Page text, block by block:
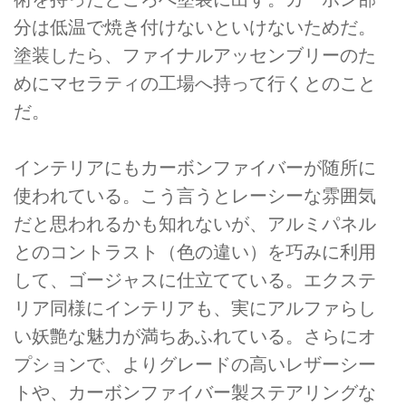
分は低温で焼き付けないといけないためだ。
塗装したら、ファイナルアッセンブリーのた
めにマセラティの工場へ持って行くとのこと
だ。
インテリアにもカーボンファイバーが随所に
使われている。こう言うとレーシーな雰囲気
だと思われるかも知れないが、アルミパネル
とのコントラスト（色の違い）を巧みに利用
して、ゴージャスに仕立てている。エクステ
リア同様にインテリアも、実にアルファらし
い妖艶な魅力が満ちあふれている。さらにオ
プションで、よりグレードの高いレザーシー
トや、カーボンファイバー製ステアリングな